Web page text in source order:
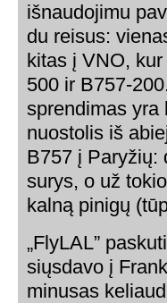
išnaudojimu
du reisus:
kitas į VNO,
500 ir B757-
sprendimas yra
nuostolis iš
B757 į Paryžių:
surys, o už
kalną pinigų
„FlyLAL”
siųsdavo į
minusas